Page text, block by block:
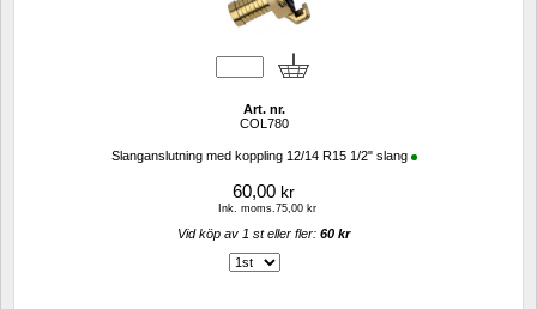
Art. nr.
COL780
Slanganslutning med koppling 12/14 R15 1/2" slang
60,00 kr
Ink. moms.75,00 kr
Vid köp av 1 st eller fler: 60 kr